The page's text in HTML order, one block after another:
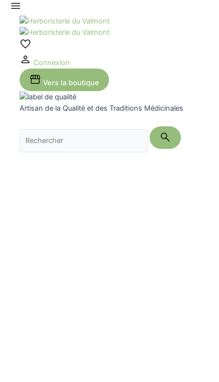
Aller
contenu
Connexion
Vers la boutique
Artisan de la Qualité et des Traditions Médicinales